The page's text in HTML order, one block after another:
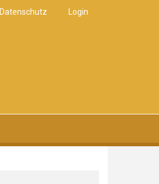
Datenschutz Login